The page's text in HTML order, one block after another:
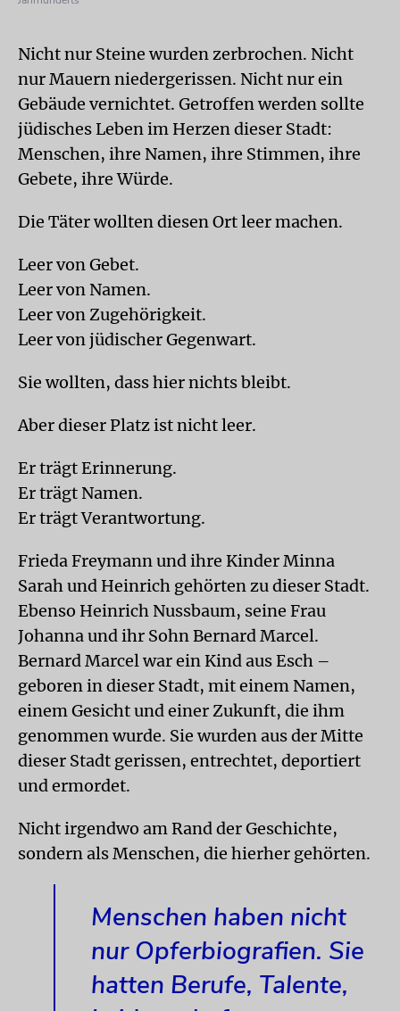
Nicht nur Steine wurden zerbrochen. Nicht
nur Mauern niedergerissen. Nicht nur ein
Gebäude vernichtet. Getroffen werden sollte
jüdisches Leben im Herzen dieser Stadt:
Menschen, ihre Namen, ihre Stimmen, ihre
Gebete, ihre Würde.
Die Täter wollten diesen Ort leer machen.
Leer von Gebet.
Leer von Namen.
Leer von Zugehörigkeit.
Leer von jüdischer Gegenwart.
Sie wollten, dass hier nichts bleibt.
Aber dieser Platz ist nicht leer.
Er trägt Erinnerung.
Er trägt Namen.
Er trägt Verantwortung.
Frieda Freymann und ihre Kinder Minna
Sarah und Heinrich gehörten zu dieser Stadt.
Ebenso Heinrich Nussbaum, seine Frau
Johanna und ihr Sohn Bernard Marcel.
Bernard Marcel war ein Kind aus Esch –
geboren in dieser Stadt, mit einem Namen,
einem Gesicht und einer Zukunft, die ihm
genommen wurde. Sie wurden aus der Mitte
dieser Stadt gerissen, entrechtet, deportiert
und ermordet.
Nicht irgendwo am Rand der Geschichte,
sondern als Menschen, die hierher gehörten.
Menschen haben nicht
nur Opferbiografien. Sie
hatten Berufe, Talente,